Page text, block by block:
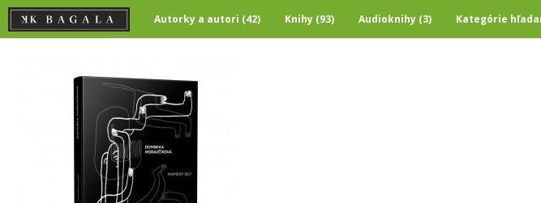
Autorky a autori (42) Knihy (93) Audioknihy (3) Kategórie